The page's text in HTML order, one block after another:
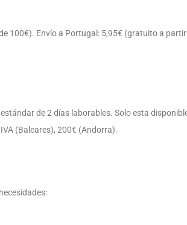
100€). Envío a Portugal: 5,95€ (gratuito a
de 2 días laborables. Solo esta
(Baleares), 200€ (Andorra).